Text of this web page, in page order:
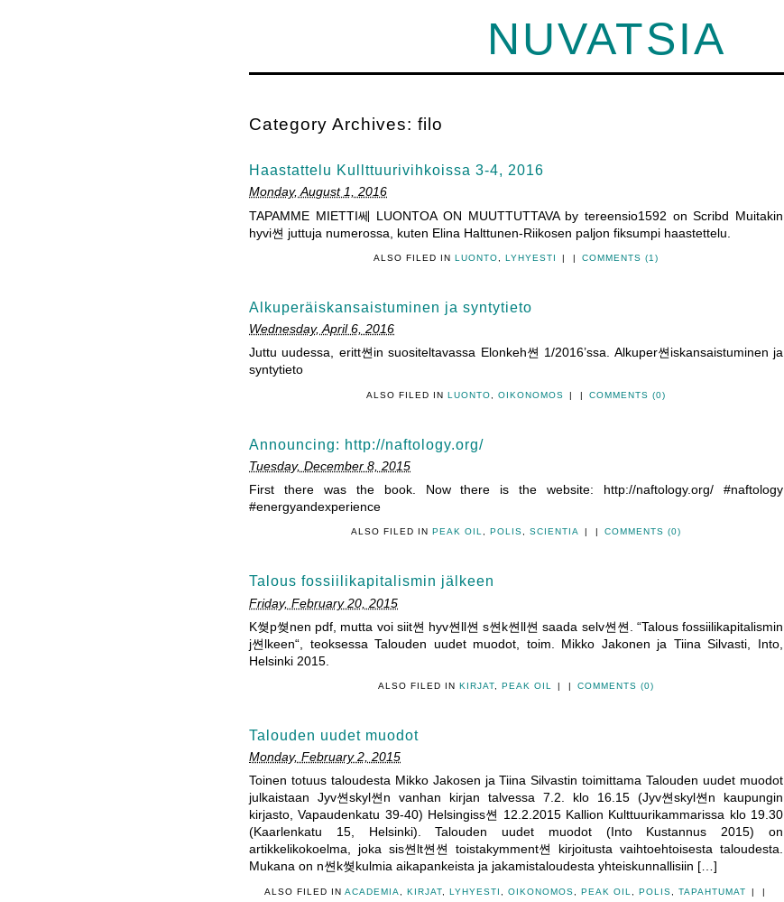
NUVATSIA
Category Archives: filo
Haastattelu Kullttuurivihkoissa 3-4, 2016
Monday, August 1, 2016
TAPAMME MIETTI쎄 LUONTOA ON MUUTTUTTAVA by tereensio1592 on Scribd Muitakin
hyvi쎤 juttuja numerossa, kuten Elina Halttunen-Riikosen paljon fiksumpi haastettelu.
ALSO FILED IN LUONTO LYHYESTI | | COMMENTS (1)
Alkuperäiskansaistuminen ja syntytieto
Wednesday, April 6, 2016
Juttu uudessa, eritt쎤in suositeltavassa Elonkeh쎤 1/2016’ssa. Alkuper쎤iskansaistuminen ja
syntytieto
ALSO FILED IN LUONTO OIKONOMOS | | COMMENTS (0)
Announcing: http://naftology.org/
Tuesday, December 8, 2015
First there was the book. Now there is the website: http://naftology.org/ #naftology
#energyandexperience
ALSO FILED IN PEAK OIL, POLIS, SCIENTIA | | COMMENTS (0)
Talous fossiilikapitalismin jälkeen
Friday, February 20, 2015
K쎶p쎶nen pdf, mutta voi siit쎤 hyv쎤ll쎤 s쎤k쎤ll쎤 saada selv쎤쎤. “Talous fossiilikapitalismin
j쎤lkeen“, teoksessa Talouden uudet muodot, toim. Mikko Jakonen ja Tiina Silvasti, Into,
Helsinki 2015.
ALSO FILED IN KIRJAT, PEAK OIL | | COMMENTS (0)
Talouden uudet muodot
Monday, February 2, 2015
Toinen totuus taloudesta Mikko Jakosen ja Tiina Silvastin toimittama Talouden uudet muodot
julkaistaan Jyv쎤skyl쎤n vanhan kirjan talvessa 7.2. klo 16.15 (Jyv쎤skyl쎤n kaupungin
kirjasto, Vapaudenkatu 39-40) Helsingiss쎤 12.2.2015 Kallion Kulttuurikammarissa klo 19.30
(Kaarlenkatu 15, Helsinki). Talouden uudet muodot (Into Kustannus 2015) on
artikkelikokoelma, joka sis쎤lt쎤쎤 toistakymment쎤 kirjoitusta vaihtoehtoisesta taloudesta.
Mukana on n쎤k쎶kulmia aikapankeista ja jakamistaloudesta yhteiskunnallisiin […]
ALSO FILED IN ACADEMIA KIRJAT, LYHYESTI OIKONOMOS PEAK OIL POLIS TAPAHTUMAT |
|